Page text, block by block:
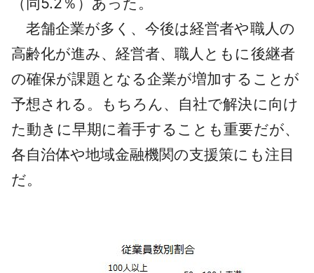
老舗企業が多く、今後は経営者や職人の
高齢化が進み、経営者、職人ともに後継者
の確保が課題となる企業が増加することが
予想される。もちろん、自社で解決に向け
た動きに早期に着手することも重要だが、
各自治体や地域金融機関の支援策にも注目
だ。